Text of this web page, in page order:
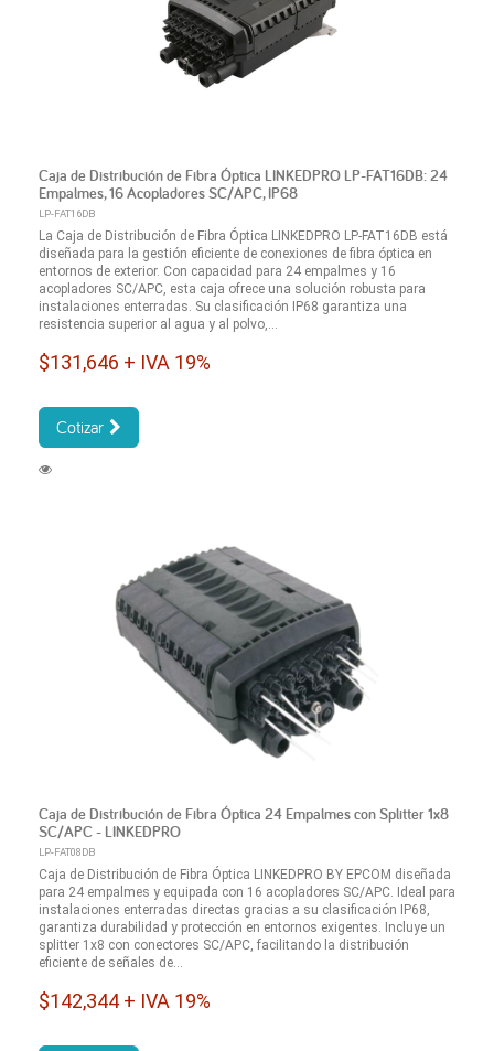
Caja de Distribución de Fibra Óptica LINKEDPRO LP-FAT16DB: 24
Empalmes, 16 Acopladores SC/APC, IP68
LP-FAT16DB
La Caja de Distribución de Fibra Óptica LINKEDPRO LP-FAT16DB está
diseñada para la gestión eficiente de conexiones de fibra óptica en
entornos de exterior. Con capacidad para 24 empalmes y 16
acopladores SC/APC, esta caja ofrece una solución robusta para
instalaciones enterradas. Su clasificación IP68 garantiza una
resistencia superior al agua y al polvo,...
$131,646 + IVA 19%
Cotizar
Caja de Distribución de Fibra Óptica 24 Empalmes con Splitter 1x8
SC/APC - LINKEDPRO
LP-FAT08DB
Caja de Distribución de Fibra Óptica LINKEDPRO BY EPCOM diseñada
para 24 empalmes y equipada con 16 acopladores SC/APC. Ideal para
instalaciones enterradas directas gracias a su clasificación IP68,
garantiza durabilidad y protección en entornos exigentes. Incluye un
splitter 1x8 con conectores SC/APC, facilitando la distribución
eficiente de señales de...
$142,344 + IVA 19%